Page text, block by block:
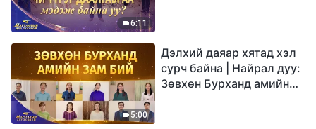
6:11
5:00
Дэлхий даяар хятад хэл
сурч байна | Найрал дуу:
Зөвхөн Бурханд амийн